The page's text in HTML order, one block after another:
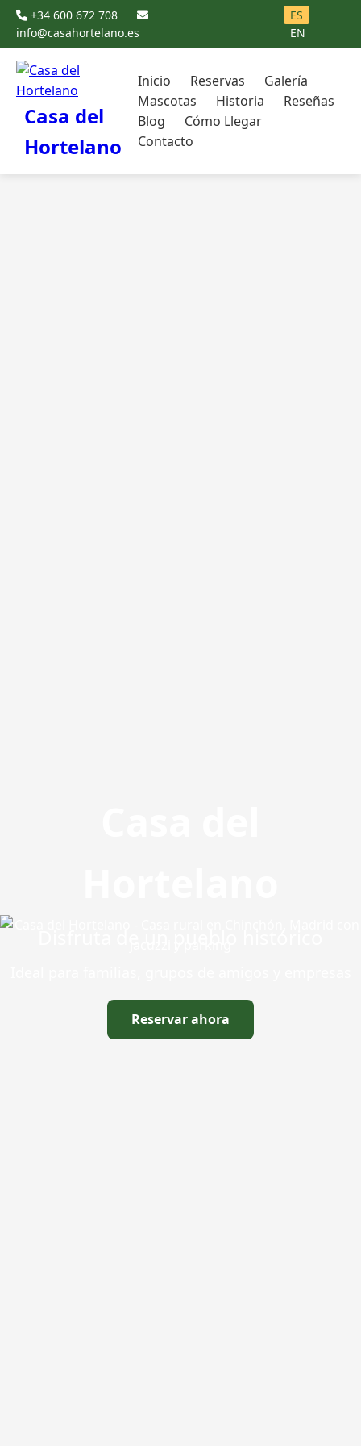
+34 600 672 708
info@casahortelano.es
ES
EN
Casa del
Hortelano
Inicio Reservas
Galería
Mascotas
Historia
Reseñas
Blog
Cómo Llegar
Contacto
Reservar ahora